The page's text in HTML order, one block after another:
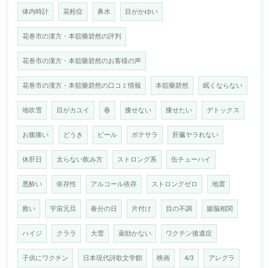
体内時計 花粉症 鼻水 目がかゆい
花巻市の漢方・本舘藥碧然の評判
花巻市の漢方・本舘藥碧然のお客様の声
花巻市の漢方・本舘藥碧然の口コミ情報 本舘藥碧然 眠くならない
地吹雪 目がカユイ 春 痩せない 痩せたい デトックス
お腹痛い どうき ビール ポテサラ 肝臓ヤラれない
休肝日 太らない飲み方 ストロング系 缶チューハイ
悪酔い 依存性 アルコール依存 ストロングゼロ 地震
救い 宇宙元旦 春分の日 片付け 目の不調 腸脳相関
ハイジ クララ 大雪 薬効かない ワクチン後遺症
子供にワクチン 日本現代詩歌文学館 映画 4/3 アレグラ